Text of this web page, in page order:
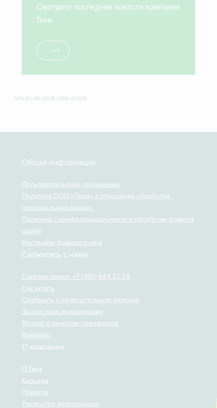
Смотрите последние новости компании
Teva.
NPS-RU-NP-02018-CONS-01.2026
Общая информация
Пользовательское соглашение
Политика ООО «Тева» в отношении обработки
персональных данных
Политика о конфиденциальности и обработке файлов
cookie
Настройки файлов cookie
Свяжитесь с нами
Горячая линия: +7 (495) 644 22 34
Где купить
Сообщить о нежелательном явлении
Запрос мед. информации
Вопрос о качестве препаратов
Контакты
О компании
О Teva
Карьера
Новости
Раскрытие информации